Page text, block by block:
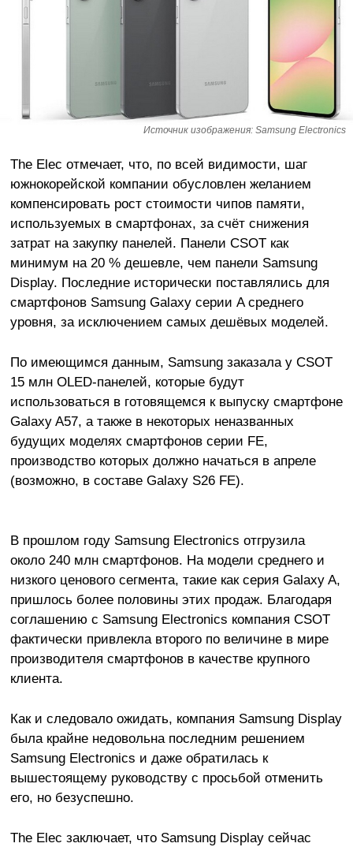
Источник изображения: Samsung Electronics
The Elec отмечает, что, по всей видимости, шаг
южнокорейской компании обусловлен желанием
компенсировать рост стоимости чипов памяти,
используемых в смартфонах, за счёт снижения
затрат на закупку панелей. Панели CSOT как
минимум на 20 % дешевле, чем панели Samsung
Display. Последние исторически поставлялись для
смартфонов Samsung Galaxy серии A среднего
уровня, за исключением самых дешёвых моделей.
По имеющимся данным, Samsung заказала у CSOT
15 млн OLED-панелей, которые будут
использоваться в готовящемся к выпуску смартфоне
Galaxy A57, а также в некоторых неназванных
будущих моделях смартфонов серии FE,
производство которых должно начаться в апреле
(возможно, в составе Galaxy S26 FE).
В прошлом году Samsung Electronics отгрузила
около 240 млн смартфонов. На модели среднего и
низкого ценового сегмента, такие как серия Galaxy A,
пришлось более половины этих продаж. Благодаря
соглашению с Samsung Electronics компания CSOT
фактически привлекла второго по величине в мире
производителя смартфонов в качестве крупного
клиента.
Как и следовало ожидать, компания Samsung Display
была крайне недовольна последним решением
Samsung Electronics и даже обратилась к
вышестоящему руководству с просьбой отменить
его, но безуспешно.
The Elec заключает, что Samsung Display сейчас